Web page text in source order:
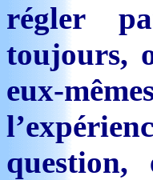
régler
toujours,
eux-
question,